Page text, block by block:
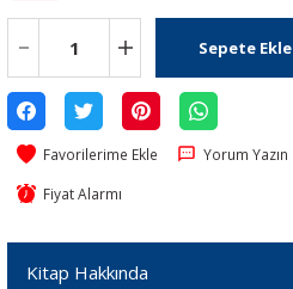
Sepete Ekle
Yorum Yazın
Fiyat Alarmı
Kitap Hakkında